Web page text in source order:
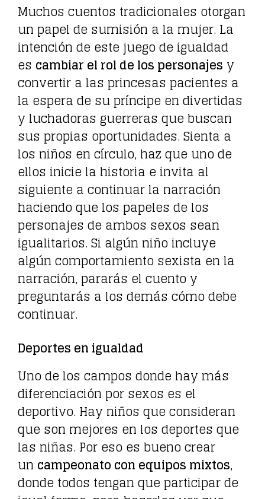
Muchos cuentos tradicionales otorgan
un papel de sumisión a la mujer. La
intención de este juego de igualdad
es cambiar el rol de los personajes y
convertir a las princesas pacientes a
la espera de su príncipe en divertidas
y luchadoras guerreras que buscan
sus propias oportunidades. Sienta a
los niños en círculo, haz que uno de
ellos inicie la historia e invita al
siguiente a continuar la narración
haciendo que los papeles de los
personajes de ambos sexos sean
igualitarios. Si algún niño incluye
algún comportamiento sexista en la
narración, pararás el cuento y
preguntarás a los demás cómo debe
continuar.
Deportes en igualdad
Uno de los campos donde hay más
diferenciación por sexos es el
deportivo. Hay niños que consideran
que son mejores en los deportes que
las niñas. Por eso es bueno crear
un campeonato con equipos mixtos,
donde todos tengan que participar de